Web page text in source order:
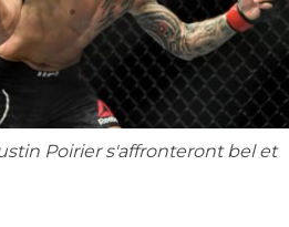
Poirier s'affronteront bel et